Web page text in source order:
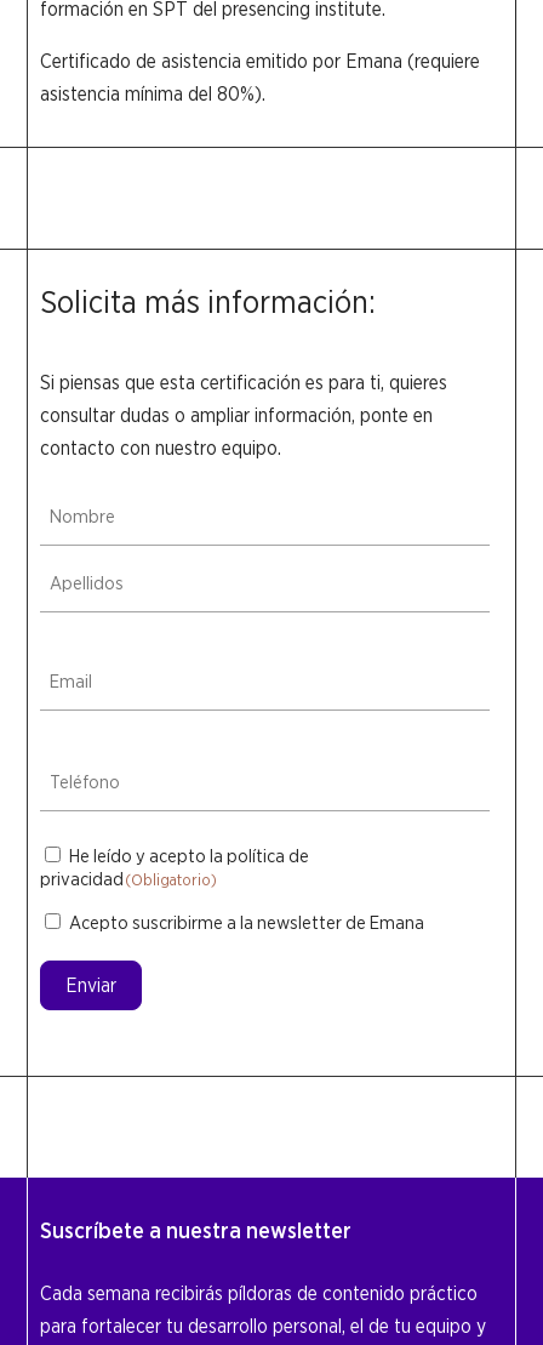
formación en SPT del presencing institute.
Certificado de asistencia emitido por Emana (requiere
asistencia mínima del 80%).
Solicita más información:
Si piensas que esta certificación es para ti, quieres
consultar dudas o ampliar información, ponte en
contacto con nuestro equipo.
Consentimiento(Obligatorio)
He leído y aceptola política de
privacidad (Obligatorio)
Newsletter
Acepto suscribirme a la newsletter de Emana
Enviar
Suscríbete a nuestra newsletter
Cada semana recibirás píldoras de contenido práctico
para fortalecer tu desarrollo personal, el de tu equipo y